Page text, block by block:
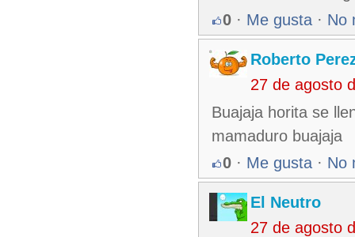
0 · Me gusta · No
Roberto
27 de agosto
Buajaja horita se
mamaduro buajaja
0 · Me gusta · No
El Neutro
27 de agosto